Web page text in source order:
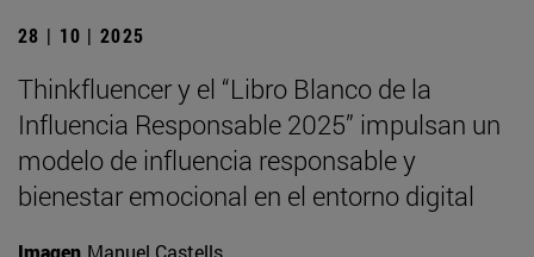
28 | 10 | 2025
Thinkfluencer y el “Libro Blanco de la
Influencia Responsable 2025” impulsan un
modelo de influencia responsable y
bienestar emocional en el entorno digital
Imagen Manuel Castells